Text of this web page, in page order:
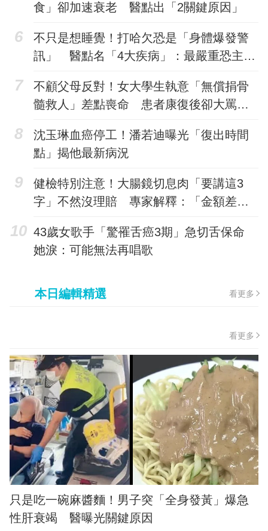
食」卻加速衰老 醫點出「2關鍵原因」
不只是想睡覺！打哈欠恐是「身體爆發警
訊」 醫點名「4大疾病」：最嚴重恐主動
不顧父母反對！女大學生執意「無償捐骨
髓救人」差點喪命 患者康復後卻大罵：
沈玉琳血癌停工！潘若迪曝光「復出時間
點」揭他最新病況
健檢特別注意！大腸鏡切息肉「要講這3
字」不然沒理賠 專家解釋：「金額差快4
43歲女歌手「驚罹舌癌3期」急切舌保命
她淚：可能無法再唱歌
本日編輯精選 看更多
看更多
只是吃一碗麻醬麵！男子突「全身發黃」爆急
性肝衰竭 醫曝光關鍵原因